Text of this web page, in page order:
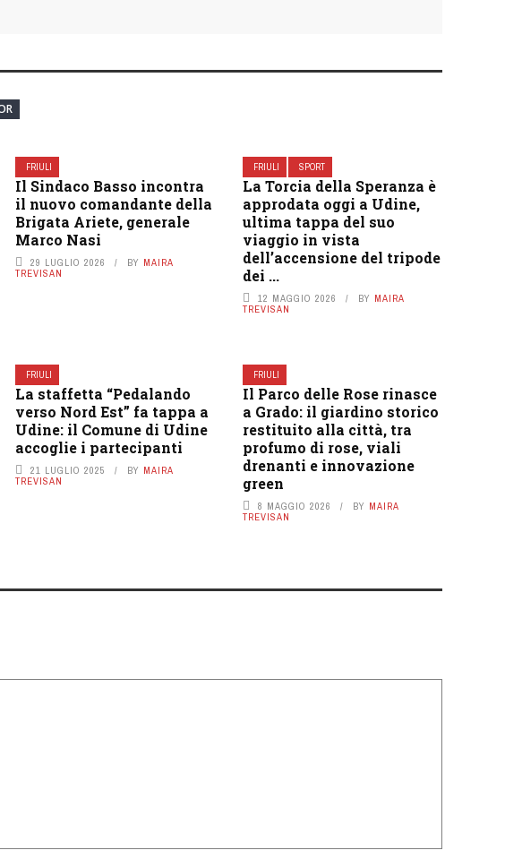
FRIULI
Il Sindaco Basso incontra
il nuovo comandante della
Brigata Ariete, generale
Marco Nasi
29 LUGLIO 2026 BY MAIRA
TREVISAN
FRIULI SPORT
La Torcia della Speranza è
approdata oggi a Udine,
ultima tappa del suo
viaggio in vista
dell’accensione del tripode
dei ...
12 MAGGIO 2026 BY MAIRA
TREVISAN
FRIULI
La staffetta “Pedalando
verso Nord Est” fa tappa a
Udine: il Comune di Udine
accoglie i partecipanti
21 LUGLIO 2025 BY MAIRA
TREVISAN
FRIULI
Il Parco delle Rose rinasce
a Grado: il giardino storico
restituito alla città, tra
profumo di rose, viali
drenanti e innovazione
green
8 MAGGIO 2026 BY MAIRA
TREVISAN